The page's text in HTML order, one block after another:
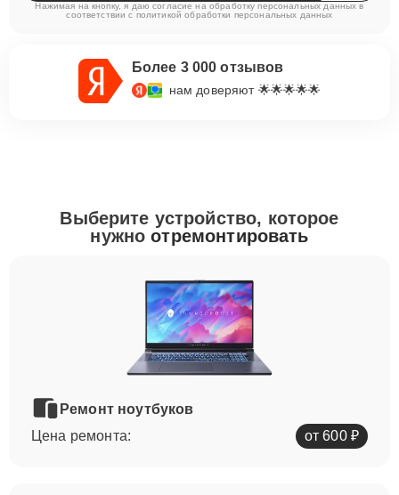
Нажимая на кнопку, я даю согласие на обработку персональных данных в
соответствии с политикой обработки персональных данных
Более 3 000 отзывов
нам доверяют 🌟🌟🌟🌟🌟
Выберите устройство, которое
нужноотремонтировать
Ремонт ноутбуков
Цена ремонта:
от 600 ₽